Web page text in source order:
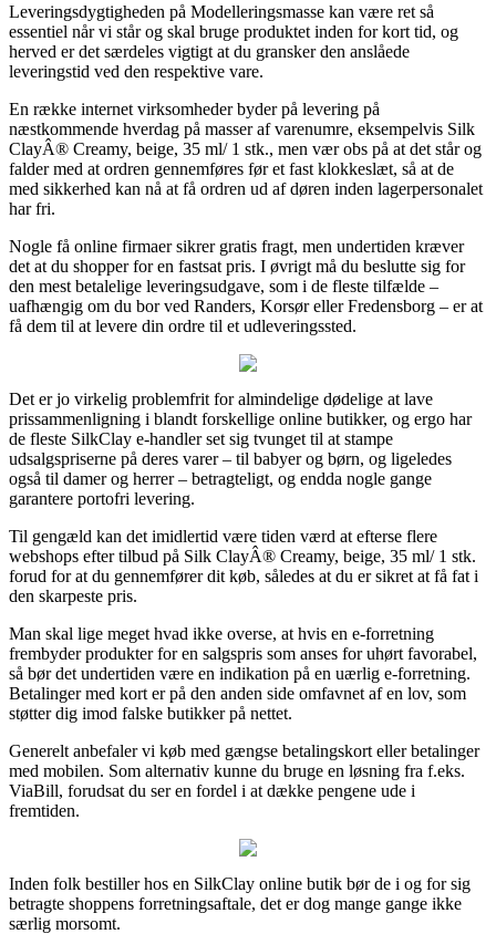
Leveringsdygtigheden på Modelleringsmasse kan være ret så
essentiel når vi står og skal bruge produktet inden for kort tid, og
herved er det særdeles vigtigt at du gransker den anslåede
leveringstid ved den respektive vare.
En række internet virksomheder byder på levering på
næstkommende hverdag på masser af varenumre, eksempelvis Silk
ClayÂ® Creamy, beige, 35 ml/ 1 stk., men vær obs på at det står og
falder med at ordren gennemføres før et fast klokkeslæt, så at de
med sikkerhed kan nå at få ordren ud af døren inden lagerpersonalet
har fri.
Nogle få online firmaer sikrer gratis fragt, men undertiden kræver
det at du shopper for en fastsat pris. I øvrigt må du beslutte sig for
den mest betalelige leveringsudgave, som i de fleste tilfælde –
uafhængig om du bor ved Randers, Korsør eller Fredensborg – er at
få dem til at levere din ordre til et udleveringssted.
Det er jo virkelig problemfrit for almindelige dødelige at lave
prissammenligning i blandt forskellige online butikker, og ergo har
de fleste SilkClay e-handler set sig tvunget til at stampe
udsalgspriserne på deres varer – til babyer og børn, og ligeledes
også til damer og herrer – betragteligt, og endda nogle gange
garantere portofri levering.
Til gengæld kan det imidlertid være tiden værd at efterse flere
webshops efter tilbud på Silk ClayÂ® Creamy, beige, 35 ml/ 1 stk.
forud for at du gennemfører dit køb, således at du er sikret at få fat i
den skarpeste pris.
Man skal lige meget hvad ikke overse, at hvis en e-forretning
frembyder produkter for en salgspris som anses for uhørt favorabel,
så bør det undertiden være en indikation på en uærlig e-forretning.
Betalinger med kort er på den anden side omfavnet af en lov, som
støtter dig imod falske butikker på nettet.
Generelt anbefaler vi køb med gængse betalingskort eller betalinger
med mobilen. Som alternativ kunne du bruge en løsning fra f.eks.
ViaBill, forudsat du ser en fordel i at dække pengene ude i
fremtiden.
Inden folk bestiller hos en SilkClay online butik bør de i og for sig
betragte shoppens forretningsaftale, det er dog mange gange ikke
særlig morsomt.